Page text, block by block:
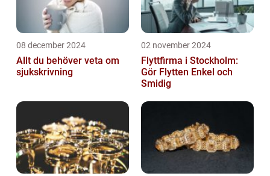
08 december 2024
Allt du behöver veta om
sjukskrivning
02 november 2024
Flyttfirma i Stockholm:
Gör Flytten Enkel och
Smidig